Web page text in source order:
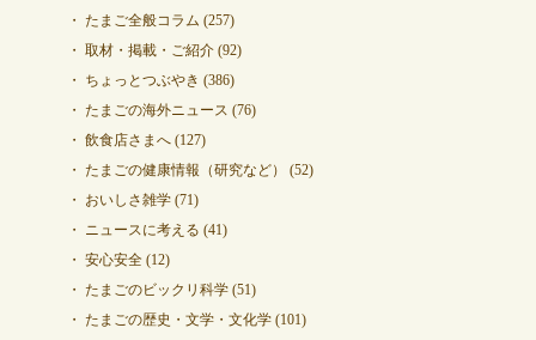
たまご全般コラム (257)
取材・掲載・ご紹介(92)
ちょっとつぶやき (386)
たまごの海外ニュース (76)
飲食店さまへ(127)
たまごの健康情報（研究など）
(52)
おいしさ雑学(71)
ニュースに考える (41)
安心安全(12)
たまごのビックリ科学(51)
たまごの歴史・文学・文化学(101)